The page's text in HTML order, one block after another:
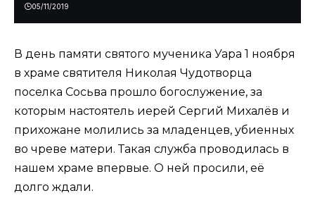
05/11/2019
В день памяти святого мученика Уара 1 ноября
в храме святителя Николая Чудотворца
поселка Сосьва прошло богослужение, за
которым настоятель иерей Сергий Михалёв и
прихожане молились за младенцев, убиенных
во чреве матери. Такая служба проводилась в
нашем храме впервые. О ней просили, её
долго ждали.